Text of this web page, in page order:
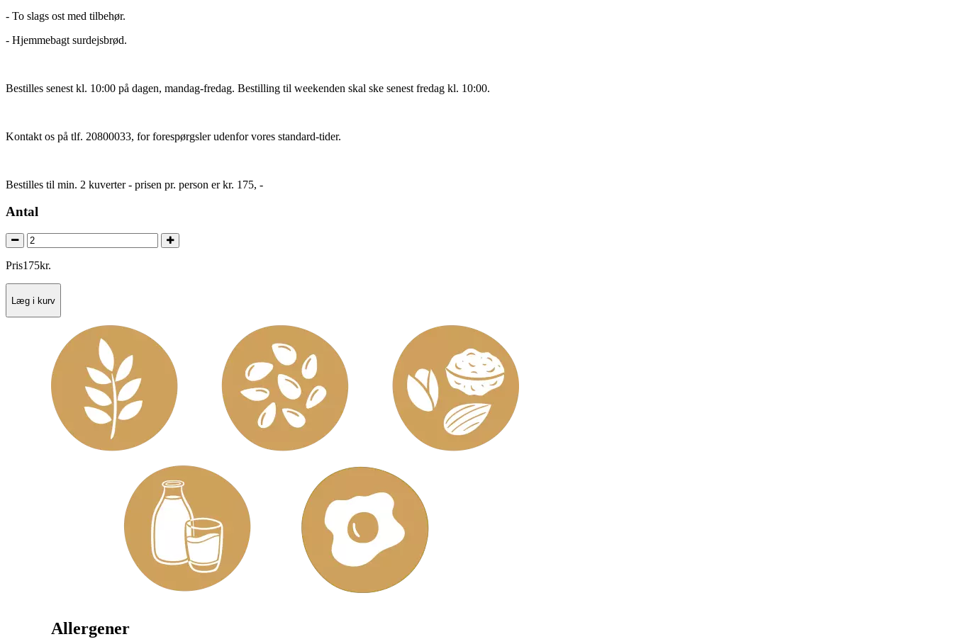
- To slags ost med tilbehør.
- Hjemmebagt surdejsbrød.
Bestilles senest kl. 10:00 på dagen, mandag-fredag. Bestilling til weekenden skal ske senest fredag kl. 10:00.
Kontakt os på tlf. 20800033, for forespørgsler udenfor vores standard-tider.
Bestilles til min. 2 kuverter - prisen pr. person er kr. 175, -
Antal
Pris175kr.
Læg i kurv
Allergener